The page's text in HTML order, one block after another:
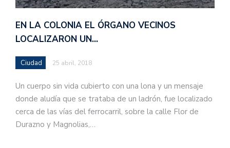
EN LA COLONIA EL ÓRGANO VECINOS
LOCALIZARON UN…
Ciudad 25 abril, 2018
Un cuerpo sin vida cubierto con una lona y un mensaje
donde aludía que se trataba de un ladrón, fue localizado
cerca de las vías del ferrocarril, sobre la calle Flor de
Durazno y Magnolias,…